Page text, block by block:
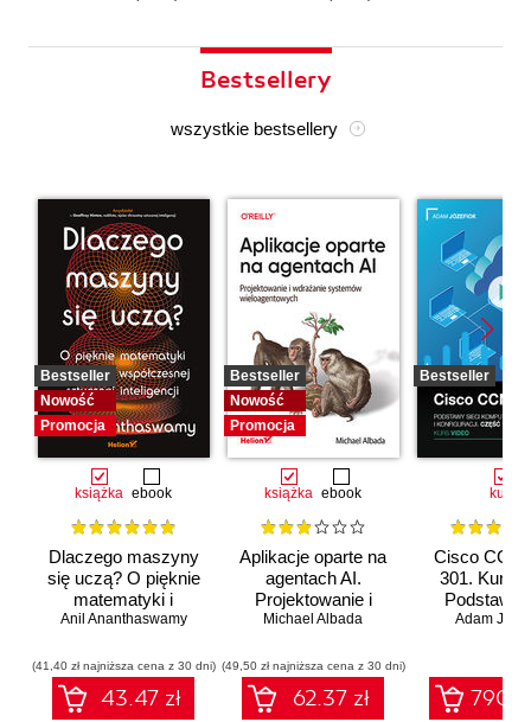
Bestsellery
wszystkie bestsellery
Bestseller
Nowość
Promocja
książka ebook
Dlaczego maszyny
się uczą? O pięknie
matematyki i
działaniu
sztucznej
Anil Ananthaswamy
(41,40 zł najniższa cena z 30 dni)
43.47 zł
Bestseller
Nowość
Promocja
książka ebook
Aplikacje oparte na
agentach AI.
Projektowanie i
wdrażanie
wieloagentowych
Michael Albada
(49,50 zł najniższa cena z 30 dni)
62.37 zł
Bestseller
kurs
Cisco
301. Kurs
Podstawy
Adam